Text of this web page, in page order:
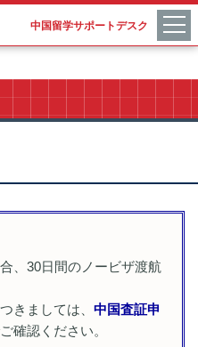
中国留学サポートデスク
、30日間のノービザ渡航
きましては、 中国査証申
確認ください。